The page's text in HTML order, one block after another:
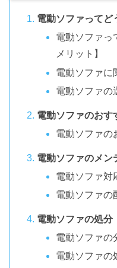
電動ソファってど
電動ソファっ
メリット】
電動ソファに
電動ソファの
電動ソファのおす
電動ソファの
電動ソファのメン
電動ソファ対
電動ソファの
電動ソファの処分
電動ソファの
電動ソファの